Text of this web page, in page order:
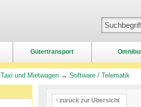
Gütertransport
Taxi und Mietwagen → Software / Telematik
zurück zur Übersicht